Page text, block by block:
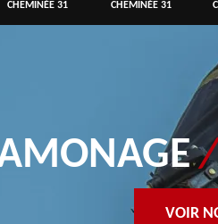
CHEMINÉE 31
CHEMINÉE 31
VOIR